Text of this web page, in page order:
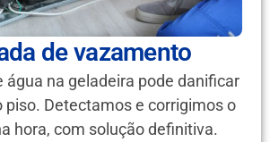
de vazamento
água na geladeira pode danificar
piso. Detectamos e corrigimos o
hora, com solução definitiva.